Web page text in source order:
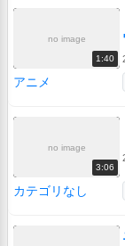
no image
1:40
アニメ
no image
3:06
カテゴリなし